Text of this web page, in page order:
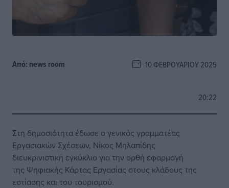
Από: news room 10 ΦΕΒΡΟΥΑΡΊΟΥ 2025
20:22
Στη δημοσιότητα έδωσε ο γενικός γραμματέας
Εργασιακών Σχέσεων, Νίκος Μηλαπίδης
διευκρινιστική εγκύκλιο για την ορθή εφαρμογή
της Ψηφιακής Κάρτας Εργασίας στους κλάδους της
εστίασης και του τουρισμού.